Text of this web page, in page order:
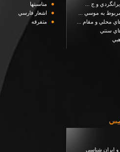
و ج ...
به موسي ...
محلي و مقام ...
سنتي
● مناسبتها
● اشعار فارسي
● متفرقه
ايران شناسي